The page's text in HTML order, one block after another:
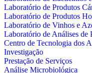
Laboratório de Produtos
Laboratório de Produtos
Laboratório de Vinhos e
Laboratório de Análises de
Centro de Tecnologia dos
Investigação
Prestação de Serviços
Análise Microbiológica